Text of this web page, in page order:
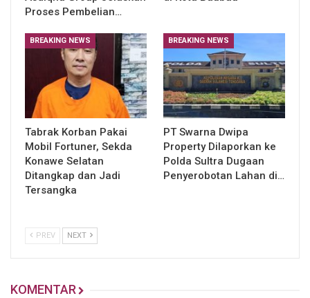
Proses Pembelian…
BREAKING NEWS
Tabrak Korban Pakai
Mobil Fortuner, Sekda
Konawe Selatan
Ditangkap dan Jadi
Tersangka
BREAKING NEWS
PT Swarna Dwipa
Property Dilaporkan ke
Polda Sultra Dugaan
Penyerobotan Lahan di…
PREV NEXT
KOMENTAR